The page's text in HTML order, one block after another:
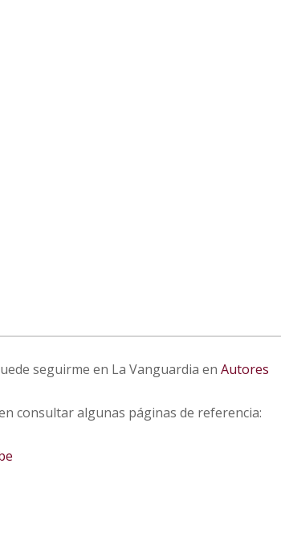
seguirme en La Vanguardia en Autores
consultar algunas páginas de referencia: